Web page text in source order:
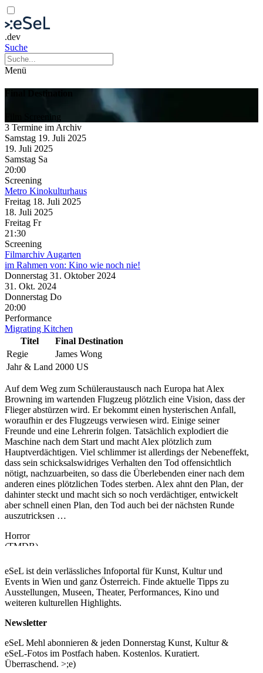
.dev
Suche
Menü
Screening
3 Termine im Archiv
Samstag 19. Juli 2025
19. Juli 2025
Samstag Sa
20:00
Screening
Metro Kinokulturhaus
Freitag 18. Juli 2025
18. Juli 2025
Freitag Fr
21:30
Screening
Filmarchiv Augarten
im Rahmen von: Kino wie noch nie!
Donnerstag 31. Oktober 2024
31. Okt. 2024
Donnerstag Do
20:00
Performance
Migrating Kitchen
Titel
Final Destination
Regie
James Wong
Jahr & Land 2000 US
Auf dem Weg zum Schüleraustausch nach Europa hat Alex
Browning im wartenden Flugzeug plötzlich eine Vision, dass der
Flieger abstürzen wird. Er bekommt einen hysterischen Anfall,
woraufhin er des Flugzeugs verwiesen wird. Einige seiner
Freunde und eine Lehrerin folgen. Tatsächlich explodiert die
Maschine nach dem Start und macht Alex plötzlich zum
Hauptverdächtigen. Viel schlimmer ist allerdings der Nebeneffekt,
dass sein schicksalswidriges Verhalten den Tod offensichtlich
nötigt, nachzuarbeiten, so dass die Überlebenden einer nach dem
anderen eines plötzlichen Todes sterben. Alex ahnt den Plan, der
dahinter steckt und macht sich so noch verdächtiger, entwickelt
aber schnell einen Plan, den Tod auch bei der nächsten Runde
auszutricksen …
Horror
(TMDB)
...Mehr lesen
eSeL ist dein verlässliches Infoportal für Kunst, Kultur und
Events in Wien und ganz Österreich. Finde aktuelle Tipps zu
Ausstellungen, Museen, Theater, Performances, Kino und
weiteren kulturellen Highlights.
Newsletter
eSeL Mehl abonnieren & jeden Donnerstag Kunst, Kultur &
eSeL-Fotos im Postfach haben. Kostenlos. Kuratiert.
Überraschend. >;e)